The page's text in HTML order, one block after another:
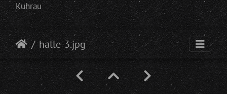
Kuhrau
halle-3.jpg